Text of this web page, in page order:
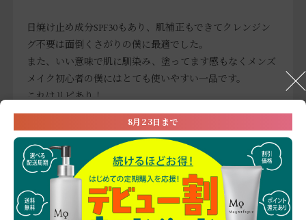
日焼け止め成分SPF30もあり、肌補正もできてクレンジン
グ不要は面倒くさがりの僕に最適でした。
また、いい意味で肌に馴染み、塗ってます感もなくメンズ
メイク初心者の僕にはとても使いやすい一品です。
これはリピあり！
参考になった 0 Like! 0
2025.10.18
1回目
8月23日まで